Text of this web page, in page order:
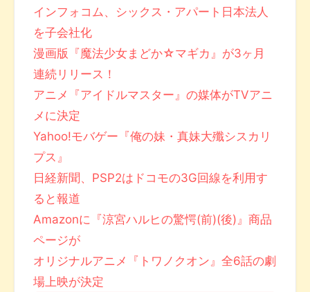
インフォコム、シックス・アパート日本法人
を子会社化
漫画版『魔法少女まどか☆マギカ』が3ヶ月
連続リリース！
アニメ『アイドルマスター』の媒体がTVアニ
メに決定
Yahoo!モバゲー『俺の妹・真妹大殲シスカリ
プス』
日経新聞、PSP2はドコモの3G回線を利用す
ると報道
Amazonに『涼宮ハルヒの驚愕(前)(後)』商品
ページが
オリジナルアニメ『トワノクオン』全6話の劇
場上映が決定